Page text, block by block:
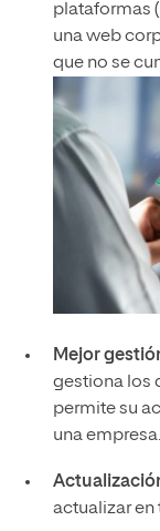
plataformas
una web
que no se
Mejor
gestiona los
permite su
una empresa.
actualizar en